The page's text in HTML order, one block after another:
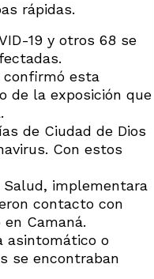
rápidas.
19 y otros 68 se
confirmó esta
de la exposición que
de Ciudad de Dios
Con estos
Salud, implementara
contacto con
Camaná.
asintomático o
se encontraban